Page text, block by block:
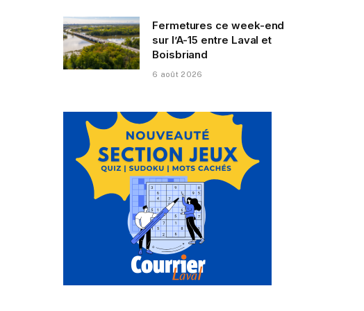
Fermetures ce week-end
sur l’A-15 entre Laval et
Boisbriand
6 août 2026